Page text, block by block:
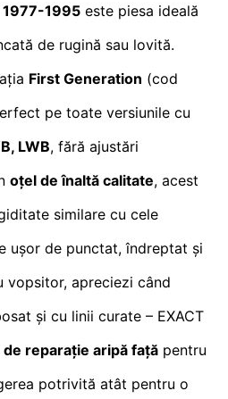
1995 este piesa ideală
de rugină sau lovită.
First Generation (cod
pe toate versiunile cu
LWB, fără ajustări
oțel de înaltă calitate, acest
similare cu cele
ușor de punctat, îndreptat și
vopsitor, apreciezi când
și cu linii curate – EXACT
de reparație aripă față pentru
potrivită atât pentru o